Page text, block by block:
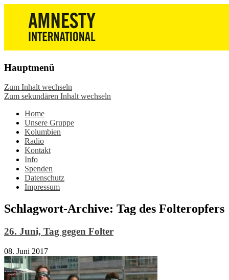
Amnesty International
Wiesbaden – Infos, Adresse,
Gruppentreffen
Die Wiesbadener Amnesty-Gruppen
stellen sich vor, bieten interessante
Veranstaltungen und Aktionen zum
Mitmachen – online oder in der Gruppe.
Sei dabei.
Hauptmenü
Zum Inhalt wechseln
Zum sekundären Inhalt wechseln
Home
Unsere Gruppe
Kolumbien
Radio
Kontakt
Info
Spenden
Datenschutz
Impressum
Schlagwort-Archive: Tag des Folteropfers
26. Juni, Tag gegen Folter
08. Juni 2017